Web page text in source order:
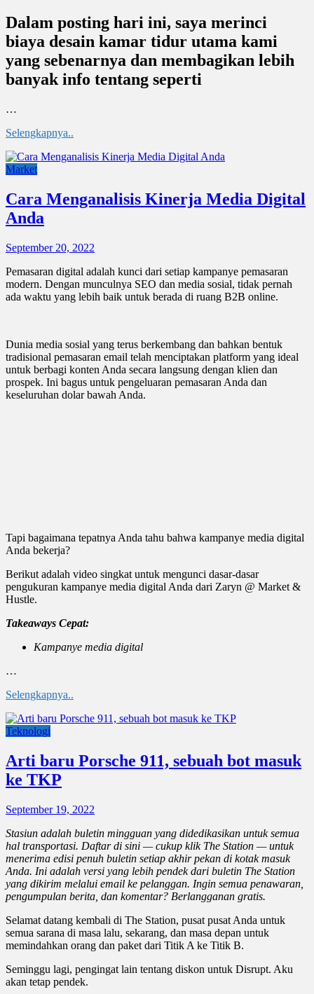
Dalam posting hari ini, saya merinci
biaya desain kamar tidur utama kami
yang sebenarnya dan membagikan lebih
banyak info tentang seperti
…
Selengkapnya..
Market
Cara Menganalisis Kinerja Media Digital
Anda
September 20, 2022
Pemasaran digital adalah kunci dari setiap kampanye pemasaran
modern. Dengan munculnya SEO dan media sosial, tidak pernah
ada waktu yang lebih baik untuk berada di ruang B2B online.
Dunia media sosial yang terus berkembang dan bahkan bentuk
tradisional pemasaran email telah menciptakan platform yang ideal
untuk berbagi konten Anda secara langsung dengan klien dan
prospek. Ini bagus untuk pengeluaran pemasaran Anda dan
keseluruhan dolar bawah Anda.
Tapi bagaimana tepatnya Anda tahu bahwa kampanye media digital
Anda bekerja?
Berikut adalah video singkat untuk mengunci dasar-dasar
pengukuran kampanye media digital Anda dari Zaryn @ Market &
Hustle.
Takeaways Cepat:
Kampanye media digital
…
Selengkapnya..
Teknologi
Arti baru Porsche 911, sebuah bot masuk
ke TKP
September 19, 2022
Stasiun adalah buletin mingguan yang didedikasikan untuk semua
hal transportasi. Daftar di sini — cukup klik The Station — untuk
menerima edisi penuh buletin setiap akhir pekan di kotak masuk
Anda. Ini adalah versi yang lebih pendek dari buletin The Station
yang dikirim melalui email ke pelanggan. Ingin semua penawaran,
pengumpulan berita, dan komentar? Berlangganan gratis.
Selamat datang kembali di The Station, pusat pusat Anda untuk
semua sarana di masa lalu, sekarang, dan masa depan untuk
memindahkan orang dan paket dari Titik A ke Titik B.
Seminggu lagi, pengingat lain tentang diskon untuk Disrupt. Aku
akan tetap pendek.